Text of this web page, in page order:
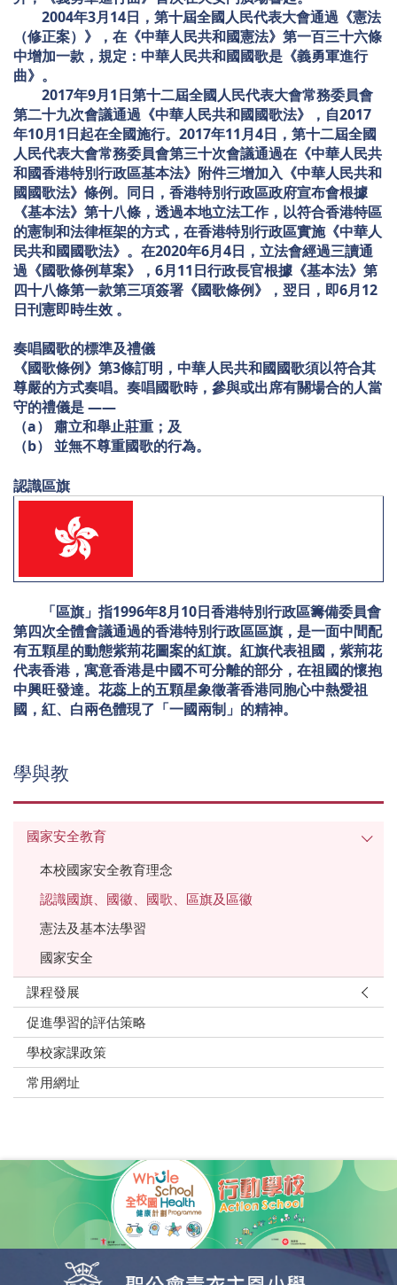
2004年3月14日，第十屆全國人民代表大會通過《憲法
（修正案）》，在《中華人民共和國憲法》第一百三十六條
中增加一款，規定：中華人民共和國國歌是《義勇軍進行
曲》。
2017年9月1日第十二屆全國人民代表大會常務委員會
第二十九次會議通過《中華人民共和國國歌法》，自2017
年10月1日起在全國施行。2017年11月4日，第十二屆全國
人民代表大會常務委員會第三十次會議通過在《中華人民共
和國香港特別行政區基本法》附件三增加入《中華人民共和
國國歌法》條例。同日，香港特別行政區政府宣布會根據
《基本法》第十八條，透過本地立法工作，以符合香港特區
的憲制和法律框架的方式，在香港特別行政區實施《中華人
民共和國國歌法》。在2020年6月4日，立法會經過三讀通
過《國歌條例草案》，6月11日行政長官根據《基本法》第
四十八條第一款第三項簽署《國歌條例》，翌日，即6月12
日刊憲即時生效 。
奏唱國歌的標準及禮儀
《國歌條例》第3條訂明，中華人民共和國國歌須以符合其
尊嚴的方式奏唱。奏唱國歌時，參與或出席有關場合的人當
守的禮儀是 ——
（a） 肅立和舉止莊重；及
（b） 並無不尊重國歌的行為。
認識區旗
「區旗」指1996年8月10日香港特別行政區籌備委員會
第四次全體會議通過的香港特別行政區區旗，是一面中間配
有五顆星的動態紫荊花圖案的紅旗。紅旗代表祖國，紫荊花
代表香港，寓意香港是中國不可分離的部分，在祖國的懷抱
中興旺發達。花蕊上的五顆星象徵著香港同胞心中熱愛祖
國，紅、白兩色體現了「一國兩制」的精神。
學與教
國家安全教育
本校國家安全教育理念
認識國旗、國徽、國歌、區旗及區徽
憲法及基本法學習
國家安全
課程發展
促進學習的評估策略
學校家課政策
常用網址